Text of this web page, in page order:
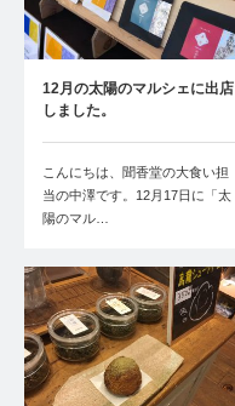
12月の太陽のマルシェに出店
しました。
こんにちは、聞香堂の大食い担
当の中澤です。12月17日に「太
陽のマル…